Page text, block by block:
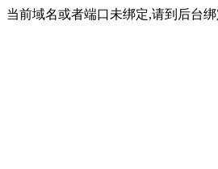
当前域名或者端口未绑定,请到后台